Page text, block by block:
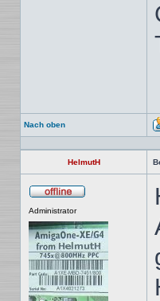
Nach oben
HelmutH
Administrator